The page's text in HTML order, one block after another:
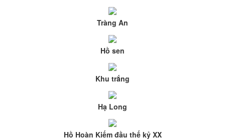
Tràng An
Hồ sen
Khu trắng
Hạ Long
Hồ Hoàn Kiếm đầu thế kỷ XX